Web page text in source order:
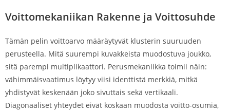
Voittomekaniikan Rakenne ja Voittosuhde
Tämän pelin voittoarvo määräytyvät klusterin suuruuden
perusteella. Mitä suurempi kuvakkeista muodostuva joukko,
sitä parempi multiplikaattori. Perusmekaniikka toimii näin:
vähimmäisvaatimus löytyy viisi identtistä merkkiä, mitkä
yhdistyvät keskenään joko sivuttais sekä vertikaali.
Diagonaaliset yhteydet eivät koskaan muodosta voitto-osumia,